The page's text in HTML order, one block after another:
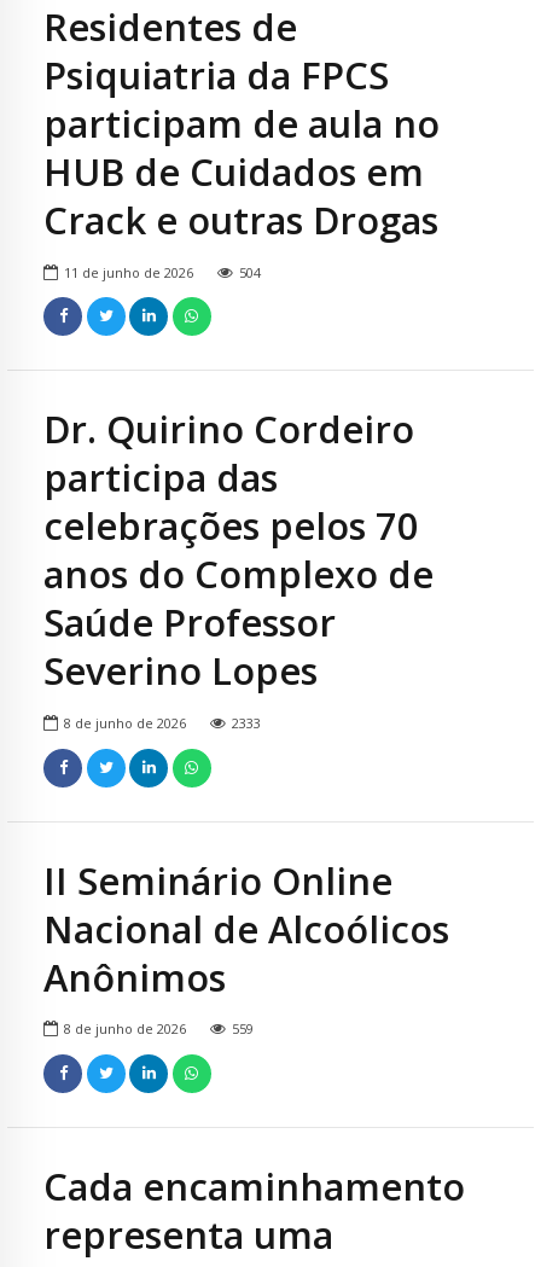
Residentes de
Psiquiatria da FPCS
participam de aula no
HUB de Cuidados em
Crack e outras Drogas
11 de junho de 2026 504
Dr. Quirino Cordeiro
participa das
celebrações pelos 70
anos do Complexo de
Saúde Professor
Severino Lopes
8 de junho de 2026 2333
II Seminário Online
Nacional de Alcoólicos
Anônimos
8 de junho de 2026 559
Cada encaminhamento
representa uma